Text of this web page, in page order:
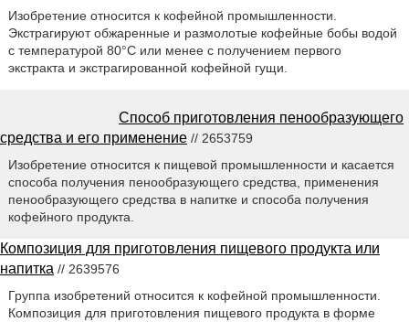
Изобретение относится к кофейной промышленности.
Экстрагируют обжаренные и размолотые кофейные бобы водой
с температурой 80°С или менее с получением первого
экстракта и экстрагированной кофейной гущи.
Способ приготовления пенообразующего
средства и его применение // 2653759
Изобретение относится к пищевой промышленности и касается
способа получения пенообразующего средства, применения
пенообразующего средства в напитке и способа получения
кофейного продукта.
Композиция для приготовления пищевого продукта или
напитка // 2639576
Группа изобретений относится к кофейной промышленности.
Композиция для приготовления пищевого продукта в форме